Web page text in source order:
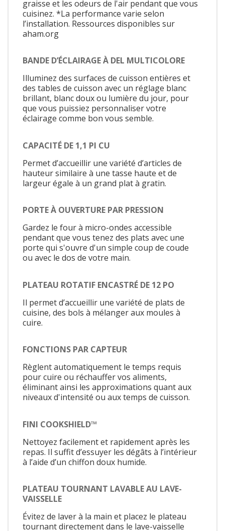
graisse et les odeurs de l'air pendant que vous
cuisinez. *La performance varie selon
l’installation. Ressources disponibles sur
aham.org
BANDE D’ÉCLAIRAGE À DEL MULTICOLORE
Illuminez des surfaces de cuisson entières et
des tables de cuisson avec un réglage blanc
brillant, blanc doux ou lumière du jour, pour
que vous puissiez personnaliser votre
éclairage comme bon vous semble.
CAPACITÉ DE 1,1 PI CU
Permet d’accueillir une variété d’articles de
hauteur similaire à une tasse haute et de
largeur égale à un grand plat à gratin.
PORTE À OUVERTURE PAR PRESSION
Gardez le four à micro-ondes accessible
pendant que vous tenez des plats avec une
porte qui s'ouvre d'un simple coup de coude
ou avec le dos de votre main.
PLATEAU ROTATIF ENCASTRÉ DE 12 PO
Il permet d’accueillir une variété de plats de
cuisine, des bols à mélanger aux moules à
cuire.
FONCTIONS PAR CAPTEUR
Règlent automatiquement le temps requis
pour cuire ou réchauffer vos aliments,
éliminant ainsi les approximations quant aux
niveaux d'intensité ou aux temps de cuisson.
FINI COOKSHIELD™
Nettoyez facilement et rapidement après les
repas. Il suffit d’essuyer les dégâts à l’intérieur
à l’aide d’un chiffon doux humide.
PLATEAU TOURNANT LAVABLE AU LAVE-
VAISSELLE
Évitez de laver à la main et placez le plateau
tournant directement dans le lave-vaisselle